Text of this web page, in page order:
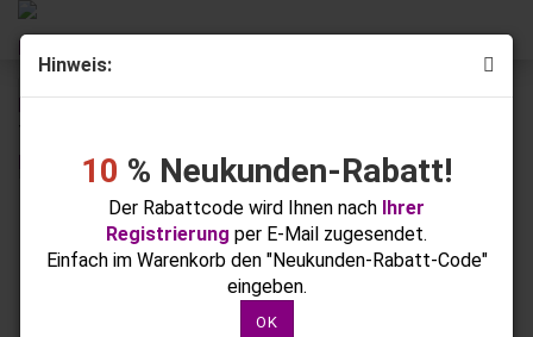
Hinweis:
10 % Neukunden-Rabatt!
Der Rabattcode wird Ihnen nach Ihrer
Registrierung per E-Mail zugesendet.
Einfach im Warenkorb den "Neukunden-Rabatt-Code"
eingeben.
OK
« Erster « zurück weiter »
Letzter »
73
E-Fräser X treme K50